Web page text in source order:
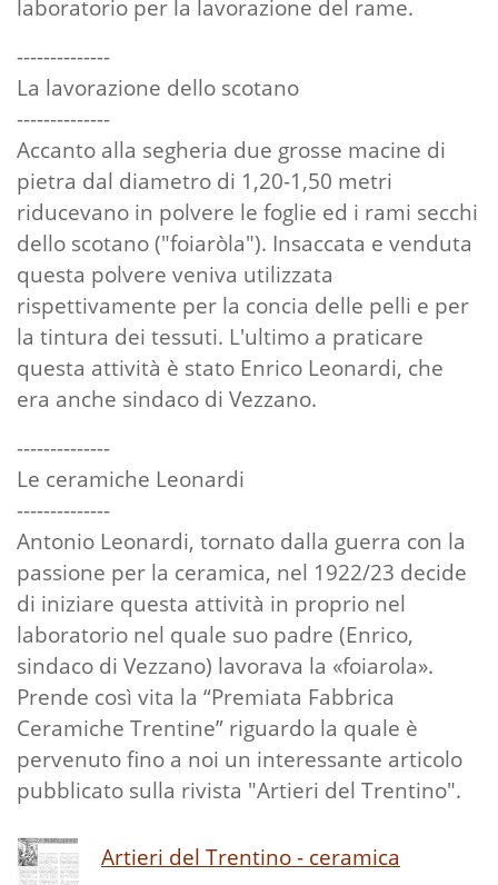
laboratorio per la lavorazione del rame.
--------------
La lavorazione dello scotano
--------------
Accanto alla segheria due grosse macine di
pietra dal diametro di 1,20-1,50 metri
riducevano in polvere le foglie ed i rami secchi
dello scotano ("foiaròla"). Insaccata e venduta
questa polvere veniva utilizzata
rispettivamente per la concia delle pelli e per
la tintura dei tessuti. L'ultimo a praticare
questa attività è stato Enrico Leonardi, che
era anche sindaco di Vezzano.
--------------
Le ceramiche Leonardi
--------------
Antonio Leonardi, tornato dalla guerra con la
passione per la ceramica, nel 1922/23 decide
di iniziare questa attività in proprio nel
laboratorio nel quale suo padre (Enrico,
sindaco di Vezzano) lavorava la «foiarola».
Prende così vita la “Premiata Fabbrica
Ceramiche Trentine” riguardo la quale è
pervenuto fino a noi un interessante articolo
pubblicato sulla rivista "Artieri del Trentino".
Artieri del Trentino - ceramica